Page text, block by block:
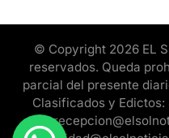
© Copyright 2026 EL
reservados. Queda
parcial del presente
Clasificados y Edictos: